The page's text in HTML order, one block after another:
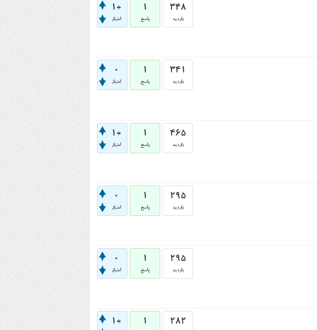
+1
امتیاز
1
پاسخ
348
بازدید
0
امتیاز
1
پاسخ
341
بازدید
+1
امتیاز
1
پاسخ
465
بازدید
0
امتیاز
1
پاسخ
295
بازدید
0
امتیاز
1
پاسخ
295
بازدید
+1 1 282